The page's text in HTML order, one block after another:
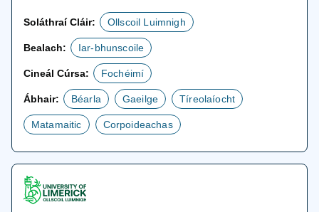
Soláthraí Cláir: Ollscoil Luimnigh
Bealach: Iar-bhunscoile
Cineál Cúrsa: Fochéimí
Ábhair: Béarla Gaeilge Tíreolaíocht
Matamaitic Corpoideachas